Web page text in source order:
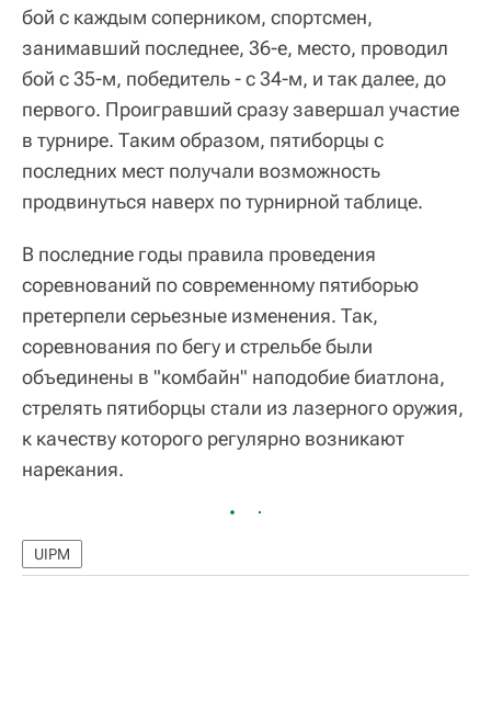
бой с каждым соперником, спортсмен,
занимавший последнее, 36-е, место, проводил
бой с 35-м, победитель - с 34-м, и так далее, до
первого. Проигравший сразу завершал участие
в турнире. Таким образом, пятиборцы с
последних мест получали возможность
продвинуться наверх по турнирной таблице.
В последние годы правила проведения
соревнований по современному пятиборью
претерпели серьезные изменения. Так,
соревнования по бегу и стрельбе были
объединены в "комбайн" наподобие биатлона,
стрелять пятиборцы стали из лазерного оружия,
к качеству которого регулярно возникают
нарекания.
UIPM